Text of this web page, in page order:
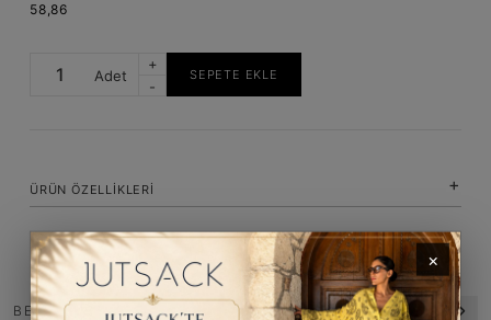
58,86
Adet
+
-
SEPETE EKLE
ÜRÜN ÖZELLIKLERI
BENZER ÜRÜNLER
×